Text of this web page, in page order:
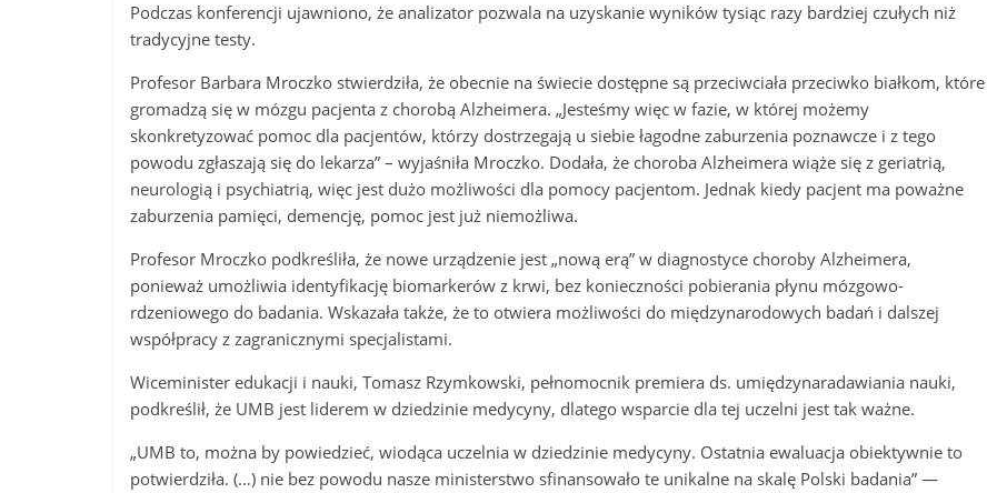
Podczas konferencji ujawniono, że analizator pozwala na uzyskanie wyników tysiąc razy bardziej czułych niż
tradycyjne testy.
Profesor Barbara Mroczko stwierdziła, że obecnie na świecie dostępne są przeciwciała przeciwko białkom, które
gromadzą się w mózgu pacjenta z chorobą Alzheimera. „Jesteśmy więc w fazie, w której możemy
skonkretyzować pomoc dla pacjentów, którzy dostrzegają u siebie łagodne zaburzenia poznawcze i z tego
powodu zgłaszają się do lekarza” – wyjaśniła Mroczko. Dodała, że choroba Alzheimera wiąże się z geriatrią,
neurologią i psychiatrią, więc jest dużo możliwości dla pomocy pacjentom. Jednak kiedy pacjent ma poważne
zaburzenia pamięci, demencję, pomoc jest już niemożliwa.
Profesor Mroczko podkreśliła, że nowe urządzenie jest „nową erą” w diagnostyce choroby Alzheimera,
ponieważ umożliwia identyfikację biomarkerów z krwi, bez konieczności pobierania płynu mózgowo-
rdzeniowego do badania. Wskazała także, że to otwiera możliwości do międzynarodowych badań i dalszej
współpracy z zagranicznymi specjalistami.
Wiceminister edukacji i nauki, Tomasz Rzymkowski, pełnomocnik premiera ds. umiędzynaradawiania nauki,
podkreślił, że UMB jest liderem w dziedzinie medycyny, dlatego wsparcie dla tej uczelni jest tak ważne.
„UMB to, można by powiedzieć, wiodąca uczelnia w dziedzinie medycyny. Ostatnia ewaluacja obiektywnie to
potwierdziła. (…) nie bez powodu nasze ministerstwo sfinansowało te unikalne na skalę Polski badania” —